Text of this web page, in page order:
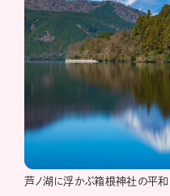
芦ノ湖に浮かぶ箱根神社の平